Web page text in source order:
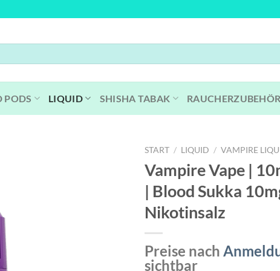
PODS LIQUID SHISHA TABAK RAUCHERZUBEHÖR
START / LIQUID / VAMPIRE
Vampire Vape |
| Blood Sukka
Nikotinsalz
Preise nach
sichtbar